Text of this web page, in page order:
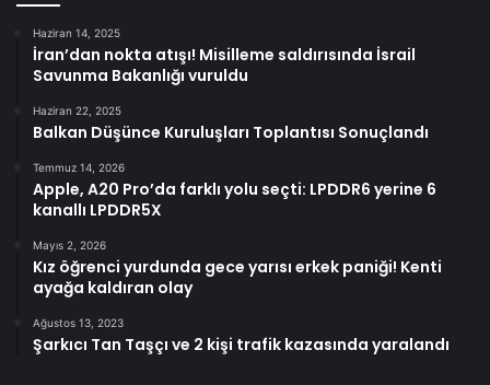
Haziran 14, 2025
İran’dan nokta atışı! Misilleme saldırısında İsrail
Savunma Bakanlığı vuruldu
Haziran 22, 2025
Balkan Düşünce Kuruluşları Toplantısı Sonuçlandı
Temmuz 14, 2026
Apple, A20 Pro’da farklı yolu seçti: LPDDR6 yerine 6
kanallı LPDDR5X
Mayıs 2, 2026
Kız öğrenci yurdunda gece yarısı erkek paniği! Kenti
ayağa kaldıran olay
Ağustos 13, 2023
Şarkıcı Tan Taşçı ve 2 kişi trafik kazasında yaralandı